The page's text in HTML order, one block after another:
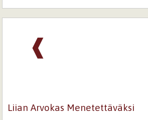
❰
Liian Arvokas Menetettäväksi